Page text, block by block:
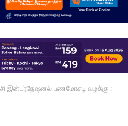
இன்டர்நேஷனல் பணமோசடி வழக்கு :